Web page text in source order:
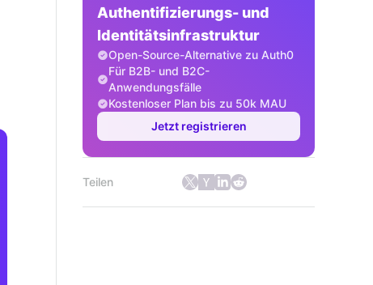
Authentifizierungs- und
Identitätsinfrastruktur
Open-Source-Alternative zu Auth0
Für B2B- und B2C-
Anwendungsfälle
Kostenloser Plan bis zu 50k MAU
Jetzt registrieren
Teilen